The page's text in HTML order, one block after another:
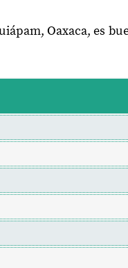
Oaxaca, es